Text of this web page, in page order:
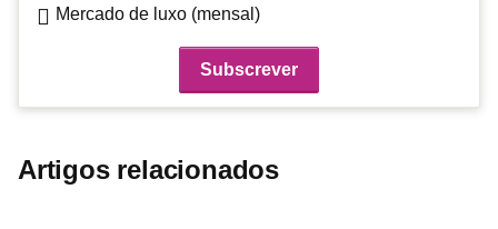
Mercado de luxo (mensal)
Artigos relacionados